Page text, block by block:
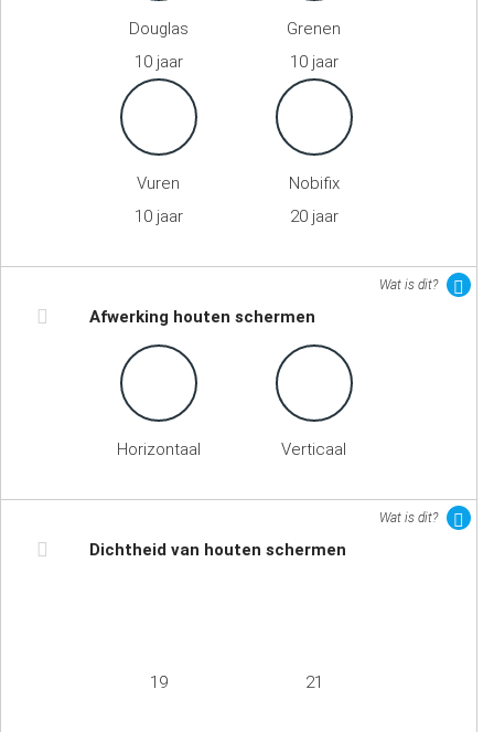
Douglas
10 jaar
Grenen
10 jaar
Vuren
10 jaar
Nobifix
20 jaar
Wat is dit?
Afwerking houten schermen
Horizontaal Verticaal
Wat is dit?
Dichtheid van houten schermen
19 21